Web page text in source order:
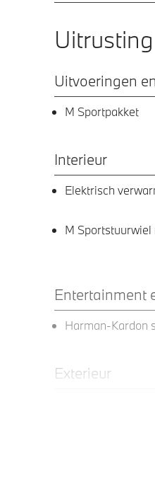
Uitrusting
Uitvoeringen
M Sportpakket
Interieur
Elektrisch
M
Entertainment
Harman-Kardon
Exterieur